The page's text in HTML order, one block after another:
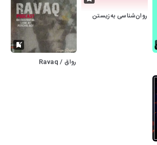
روان‌شناسی به‌زیستن
رواق / Ravaq